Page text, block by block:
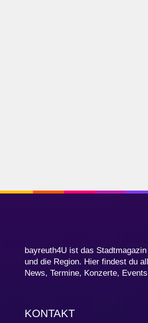
bayreuth4U ist das
und die Region. Hier findest du
News, Termine, Konzerte,
KONTAKT